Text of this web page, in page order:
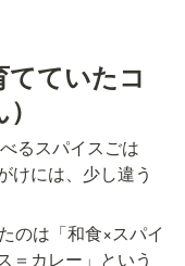
ていたコ
るスパイスごは
けには、少し違う
のは「和食×スパイ
＝カレー」という